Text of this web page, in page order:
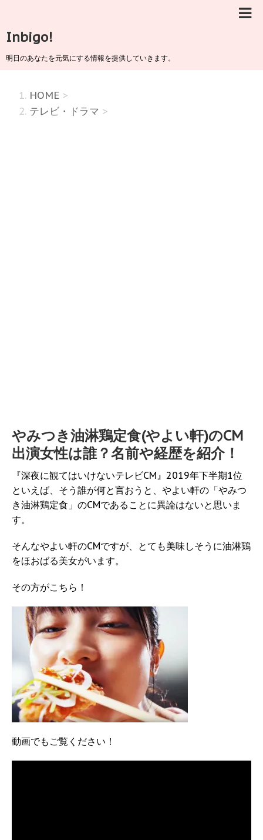
Inbigo!
明日のあなたを元気にする情報を提供していきます。
HOME >
テレビ・ドラマ >
やみつき油淋鶏定食(やよい軒)のCM
出演女性は誰？名前や経歴を紹介！
『深夜に観てはいけないテレビCM』2019年下半期1位
といえば、そう誰が何と言おうと、やよい軒の「やみつ
き油淋鶏定食」のCMであることに異論はないと思いま
す。
そんなやよい軒のCMですが、とても美味しそうに油淋鶏
をほおばる美女がいます。
その方がこちら！
動画でもご覧ください！